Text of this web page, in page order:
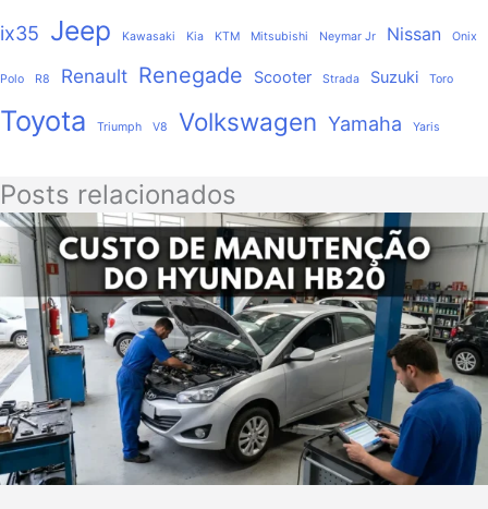
ix35 Jeep Kawasaki Kia KTM Mitsubishi Neymar Jr Nissan Onix
Polo R8 Renault Renegade Scooter Strada Suzuki Toro
Toyota Triumph V8 Volkswagen Yamaha Yaris
Posts relacionados